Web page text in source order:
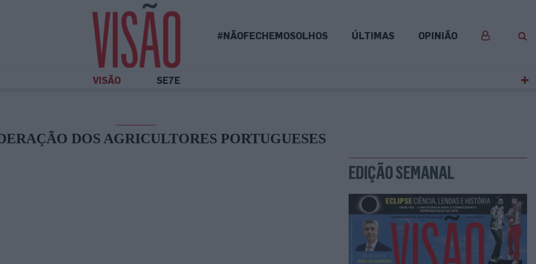
#NÃOFECHEMOSOLHOS ÚLTIMAS OPINIÃO
VISÃO SE7E
DOS AGRICULTORES PORTUGUESES
EDIÇÃO SEMANAL